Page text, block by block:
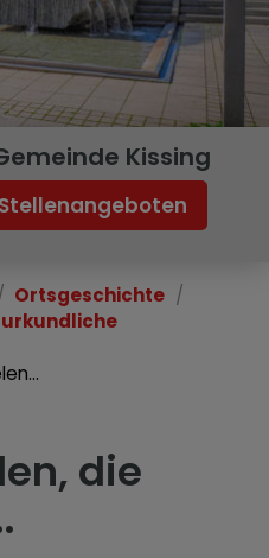
(Kelten)
Augsburger
St. Stephan
Kissing
Ortsgeschichte
urkundliche
die